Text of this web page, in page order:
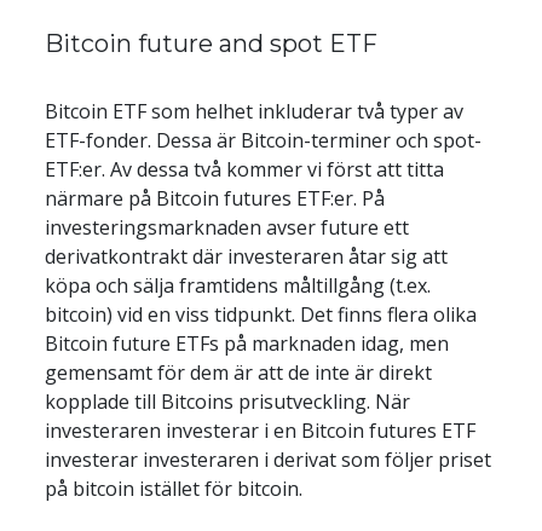
Bitcoin future and spot ETF
Bitcoin ETF som helhet inkluderar två typer av
ETF-fonder. Dessa är Bitcoin-terminer och spot-
ETF:er. Av dessa två kommer vi först att titta
närmare på Bitcoin futures ETF:er. På
investeringsmarknaden avser future ett
derivatkontrakt där investeraren åtar sig att
köpa och sälja framtidens måltillgång (t.ex.
bitcoin) vid en viss tidpunkt. Det finns flera olika
Bitcoin future ETFs på marknaden idag, men
gemensamt för dem är att de inte är direkt
kopplade till Bitcoins prisutveckling. När
investeraren investerar i en Bitcoin futures ETF
investerar investeraren i derivat som följer priset
på bitcoin istället för bitcoin.